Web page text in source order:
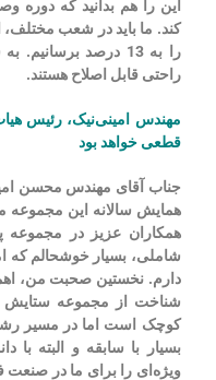
این را هم بدانید که دوره
کند. ما باید در شعب
را به 13 درصد
راحتی قابل اصلاح هستند.
مهندس امینی‌نیک، رئیس
قطعی خواهد بود
جناب آقای مهندس محسن
همایش سالانه این
همکاران عزیز در
شاملی، بسیار خوشحالم که
دارم. نخستین صحبت من،
شناخت از مجموعه
کوچک است اما در مسیر
بسیار با سابقه و البته
ویژه‌ای را برای ما در صنعت